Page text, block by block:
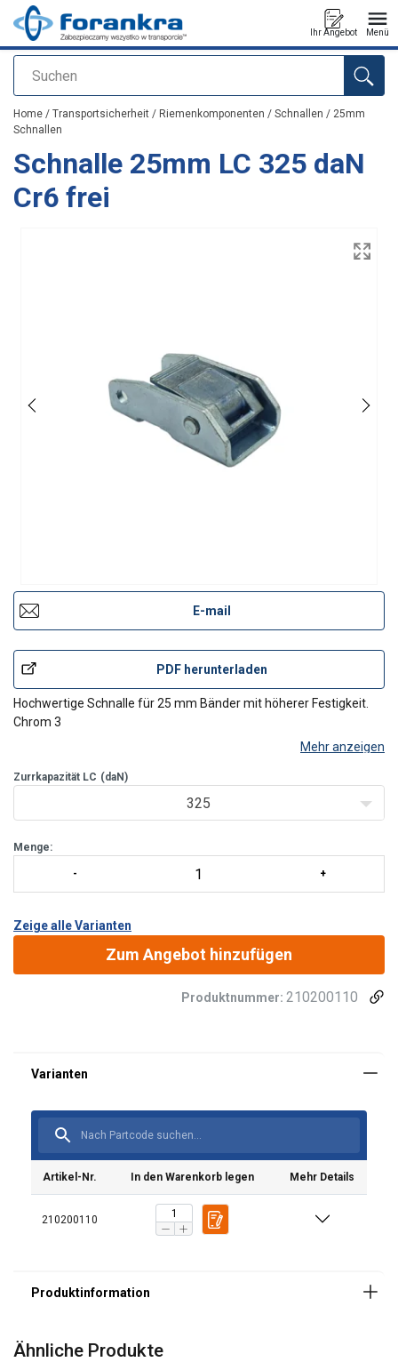
Suchen
Ihr Angebot Menü
Anfragen
Home / Transportsicherheit / Riemenkomponenten / Schnallen / 25mm
Schnallen
Schnalle 25mm LC 325 daN
Cr6 frei
E-mail
PDF herunterladen
Hochwertige Schnalle für 25 mm Bänder mit höherer Festigkeit.
Chrom 3
Mehr anzeigen
Zurrkapazität LC (daN)
325
Menge:
Zeige alle Varianten
Zum Angebot hinzufügen
Produktnummer: 210200110
Artikel-Nr. In den Warenkorb legen Mehr Details
210200110
Ähnliche Produkte